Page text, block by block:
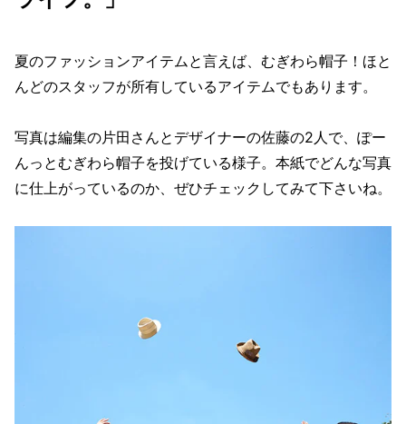
夏のファッションアイテムと言えば、むぎわら帽子！ほと
んどのスタッフが所有しているアイテムでもあります。
写真は編集の片田さんとデザイナーの佐藤の2人で、ぽー
んっとむぎわら帽子を投げている様子。本紙でどんな写真
に仕上がっているのか、ぜひチェックしてみて下さいね。